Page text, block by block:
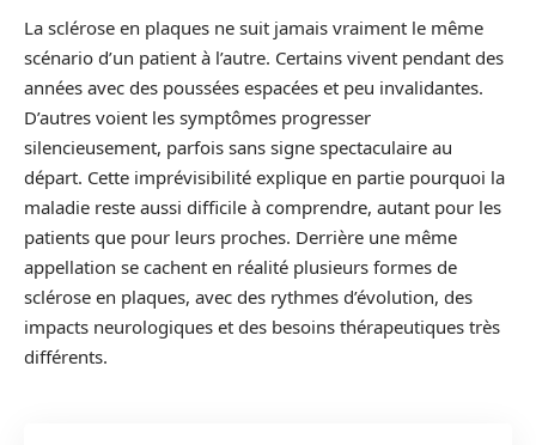
La sclérose en plaques ne suit jamais vraiment le même
scénario d’un patient à l’autre. Certains vivent pendant des
années avec des poussées espacées et peu invalidantes.
D’autres voient les symptômes progresser
silencieusement, parfois sans signe spectaculaire au
départ. Cette imprévisibilité explique en partie pourquoi la
maladie reste aussi difficile à comprendre, autant pour les
patients que pour leurs proches. Derrière une même
appellation se cachent en réalité plusieurs formes de
sclérose en plaques, avec des rythmes d’évolution, des
impacts neurologiques et des besoins thérapeutiques très
différents.